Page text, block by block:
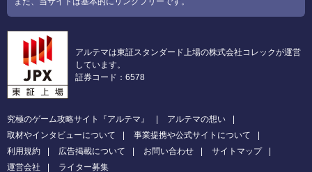
アルテマは東証スタンダード上場の株式会社コレックが運営
しています。
証券コード：6578
究極のゲーム攻略サイト『アルテマ』
アルテマの想い
取材やインタビューについて
事業提携や公式サイトについて
利用規約
広告掲載について お問い合わせ
サイトマップ
運営会社
ライター募集